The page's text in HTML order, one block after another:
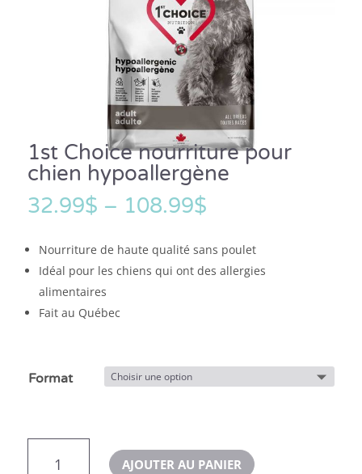
1st Choice nourriture pour
chien hypoallergène
32.99$ – 108.99$
Nourriture de haute qualité sans poulet
Idéal pour les chiens qui ont des allergies
alimentaires
Fait au Québec
Format
AJOUTER AU PANIER